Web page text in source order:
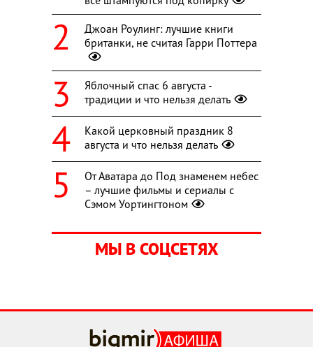
Джоан Роулинг: лучшие книги
британки, не считая Гарри Поттера
Яблочный спас 6 августа -
традиции и что нельзя делать
Какой церковный праздник 8
августа и что нельзя делать
От Аватара до Под знаменем небес
– лучшие фильмы и сериалы с
Сэмом Уортингтоном
МЫ В СОЦСЕТЯХ